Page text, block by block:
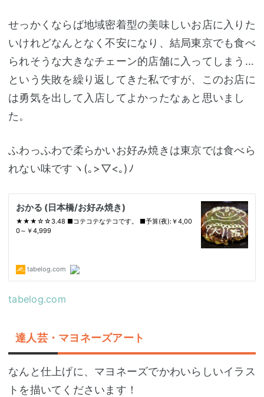
せっかくならば地域密着型の美味しいお店に入りた
いけれどなんとなく不安になり、結局東京でも食べ
られそうな大きなチェーン的店舗に入ってしまう…
という失敗を繰り返してきた私ですが、このお店に
は勇気を出して入店してよかったなぁと思いまし
た。
ふわっふわで柔らかいお好み焼きは東京では食べら
れない味ですヽ(｡>▽<｡)ﾉ
tabelog.com
達人芸・マヨネーズアート
なんと仕上げに、マヨネーズでかわいらしいイラス
トを描いてくださいます！